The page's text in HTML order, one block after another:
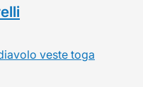
veste toga